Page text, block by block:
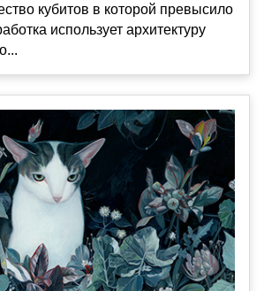
кубитов в которой превысило
использует архитектуру